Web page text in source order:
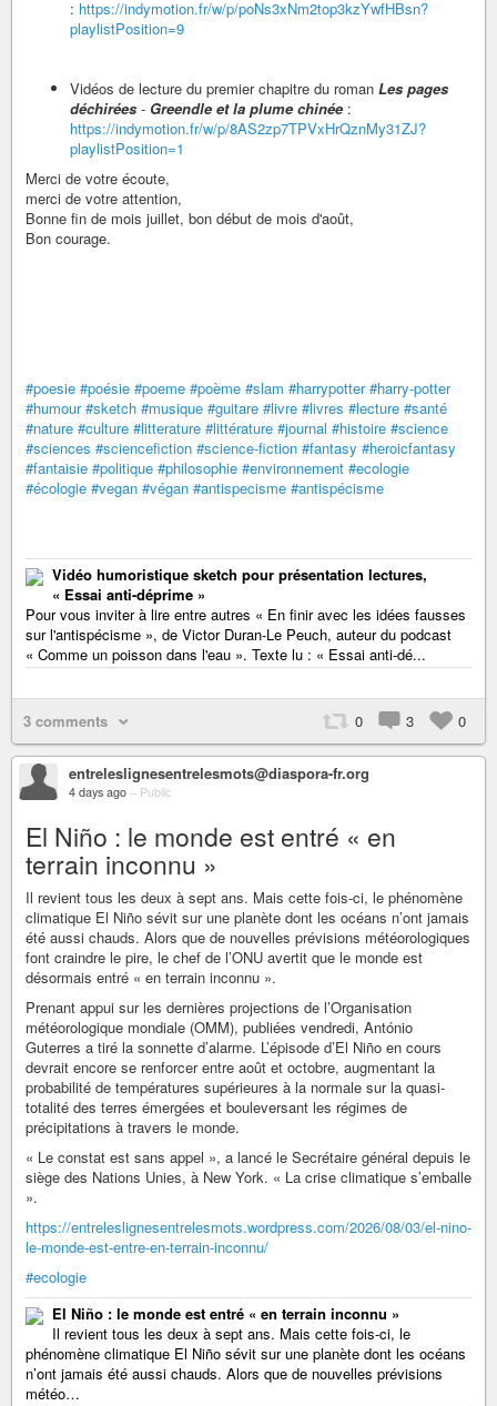
: https://indymotion.fr/w/p/poNs3xNm2top3kzYwfHBsn?
playlistPosition=9
Vidéos de lecture du premier chapitre du roman Les pages
déchirées - Greendle et la plume chinée :
https://indymotion.fr/w/p/8AS2zp7TPVxHrQznMy31ZJ?
playlistPosition=1
Merci de votre écoute,
merci de votre attention,
Bonne fin de mois juillet, bon début de mois d'août,
Bon courage.
#poesie #poésie #poeme #poème #slam #harrypotter #harry-potter
#humour #sketch #musique #guitare #livre #livres #lecture #santé
#nature #culture #litterature #littérature #journal #histoire #science
#sciences #sciencefiction #science-fiction #fantasy #heroicfantasy
#fantaisie #politique #philosophie #environnement #ecologie
#écologie #vegan #végan #antispecisme #antispécisme
Vidéo humoristique sketch pour présentation lectures,
« Essai anti-déprime »
Pour vous inviter à lire entre autres « En finir avec les idées fausses
sur l'antispécisme », de Victor Duran-Le Peuch, auteur du podcast
« Comme un poisson dans l'eau ». Texte lu : « Essai anti-dé...
3 comments 0 3 0
entreleslignesentrelesmots@diaspora-fr.org
4 days ago – Public
El Niño : le monde est entré « en
terrain inconnu »
Il revient tous les deux à sept ans. Mais cette fois-ci, le phénomène
climatique El Niño sévit sur une planète dont les océans n’ont jamais
été aussi chauds. Alors que de nouvelles prévisions météorologiques
font craindre le pire, le chef de l’ONU avertit que le monde est
désormais entré « en terrain inconnu ».
Prenant appui sur les dernières projections de l’Organisation
météorologique mondiale (OMM), publiées vendredi, António
Guterres a tiré la sonnette d’alarme. L’épisode d’El Niño en cours
devrait encore se renforcer entre août et octobre, augmentant la
probabilité de températures supérieures à la normale sur la quasi-
totalité des terres émergées et bouleversant les régimes de
précipitations à travers le monde.
« Le constat est sans appel », a lancé le Secrétaire général depuis le
siège des Nations Unies, à New York. « La crise climatique s’emballe
».
https://entreleslignesentrelesmots.wordpress.com/2026/08/03/el-nino-
le-monde-est-entre-en-terrain-inconnu/
#ecologie
El Niño : le monde est entré « en terrain inconnu »
Il revient tous les deux à sept ans. Mais cette fois-ci, le
phénomène climatique El Niño sévit sur une planète dont les océans
n’ont jamais été aussi chauds. Alors que de nouvelles prévisions
météo…